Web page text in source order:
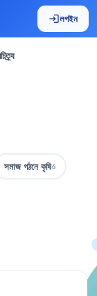
loginলগইন
সমাজ গঠনে কৃষি6